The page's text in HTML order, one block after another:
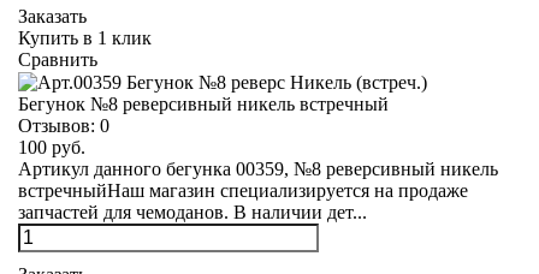
Заказать
Купить в 1 клик
Сравнить
Бегунок №8 реверсивный никель встречный
Отзывов: 0
100 руб.
Артикул данного бегунка 00359, №8 реверсивный никель
встречныйНаш магазин специализируется на продаже
запчастей для чемоданов. В наличии дет...